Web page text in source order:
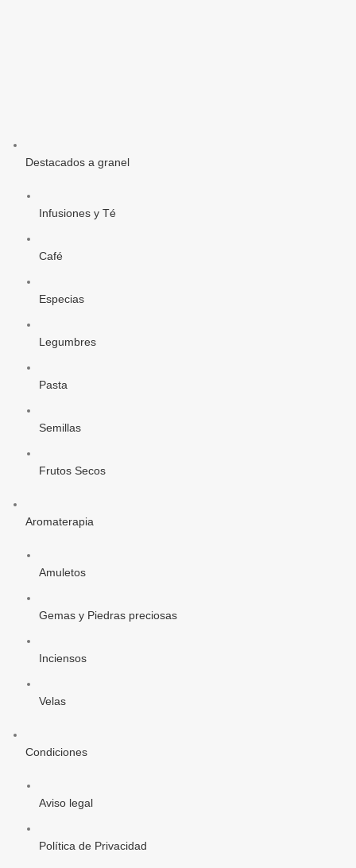
Destacados a granel
Infusiones y Té
Café
Especias
Legumbres
Pasta
Semillas
Frutos Secos
Aromaterapia
Amuletos
Gemas y Piedras preciosas
Inciensos
Velas
Condiciones
Aviso legal
Política de Privacidad